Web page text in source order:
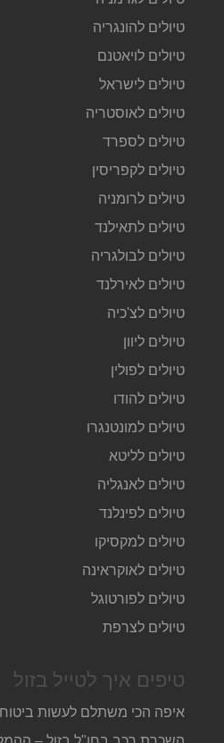
טיולים להונגריה
טיולים לויאטנם
טיולים לישראל
טיולים לאוסטריה
טיולים לספרד
טיולים לקפריסין
טיולים לרומניה
טיולים לתאילנד
טיולים לבולגריה
טיולים לאירלנד
טיולים לצ'כיה
טיולים ליוון
טיולים לפולין
טיולים להודו
טיולים למונטנגרו
טיולים לליטא
טיולים לאנגליה
טיולים לפינלנד
טיולים למקסיקו
טיולים לאוקראינה
טיולים לפורטוגל
טיולים לצרפת
טיפים איך לטייל בזול
איפה הכי משתלם לעשות